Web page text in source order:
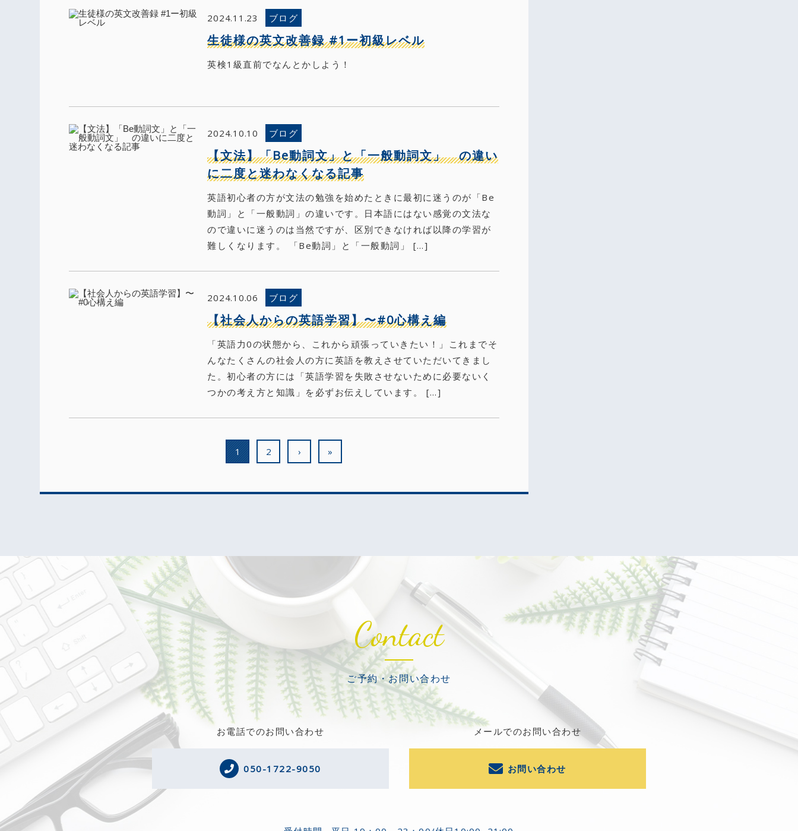
2024.11.23 ブログ
生徒様の英文改善録 #1ー初級レベル
英検1級直前でなんとかしよう！
2024.10.10 ブログ
【文法】「Be動詞文」と「一般動詞文」 の違い
に二度と迷わなくなる記事
英語初心者の方が文法の勉強を始めたときに最初に迷うのが「Be
動詞」と「一般動詞」の違いです。日本語にはない感覚の文法な
ので違いに迷うのは当然ですが、区別できなければ以降の学習が
難しくなります。 「Be動詞」と「一般動詞」 […]
2024.10.06 ブログ
【社会人からの英語学習】〜#0心構え編
「英語力0の状態から、これから頑張っていきたい！」これまでそ
んなたくさんの社会人の方に英語を教えさせていただいてきまし
た。初心者の方には「英語学習を失敗させないために必要ないく
つかの考え方と知識」を必ずお伝えしています。 […]
1 2 › »
Contact
ご予約・お問い合わせ
お電話でのお問い合わせ
050-1722-9050
メールでのお問い合わせ
お問い合わせ